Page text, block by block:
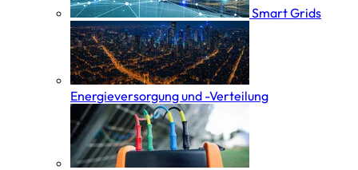
Smart Grids
Energieversorgung und -Verteilung